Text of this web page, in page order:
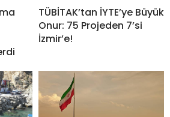
TÜBİTAK’tan İYTE’ye Büyük
Onur: 75 Projeden 7’si
İzmir’e!